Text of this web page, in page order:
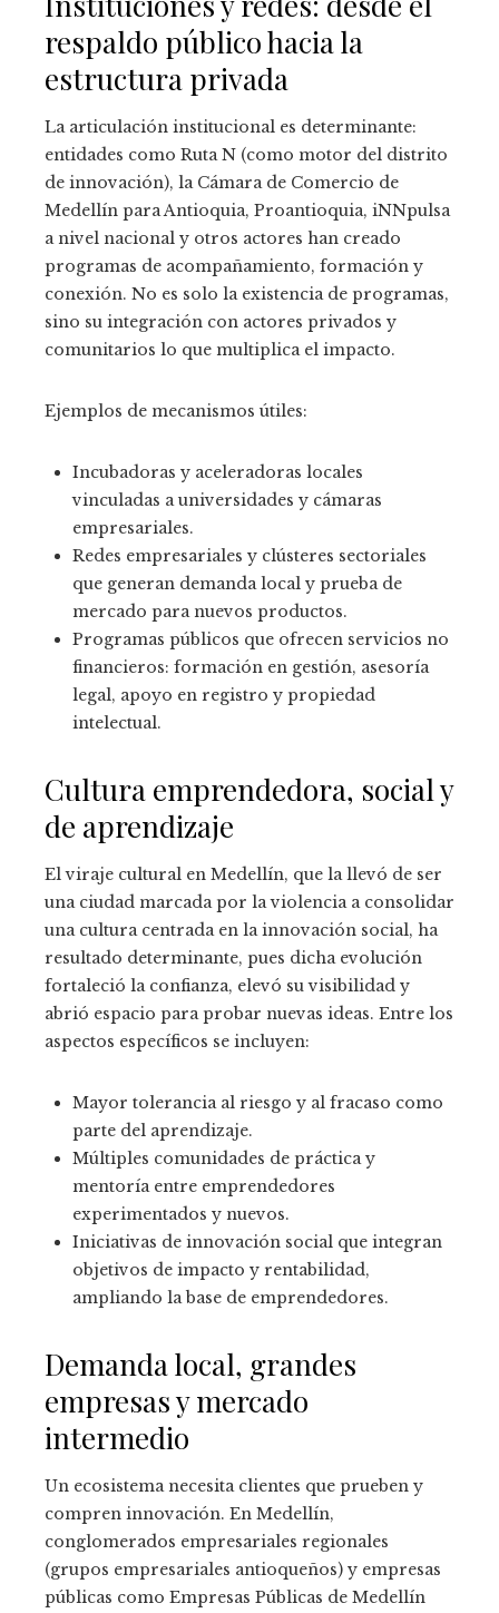
respaldo público hacia la
estructura privada
La articulación institucional es determinante:
entidades como Ruta N (como motor del distrito
de innovación), la Cámara de Comercio de
Medellín para Antioquia, Proantioquia, iNNpulsa
a nivel nacional y otros actores han creado
programas de acompañamiento, formación y
conexión. No es solo la existencia de programas,
sino su integración con actores privados y
comunitarios lo que multiplica el impacto.
Ejemplos de mecanismos útiles:
Incubadoras y aceleradoras locales
vinculadas a universidades y cámaras
empresariales.
Redes empresariales y clústeres sectoriales
que generan demanda local y prueba de
mercado para nuevos productos.
Programas públicos que ofrecen servicios no
financieros: formación en gestión, asesoría
legal, apoyo en registro y propiedad
intelectual.
Cultura emprendedora, social y
de aprendizaje
El viraje cultural en Medellín, que la llevó de ser
una ciudad marcada por la violencia a consolidar
una cultura centrada en la innovación social, ha
resultado determinante, pues dicha evolución
fortaleció la confianza, elevó su visibilidad y
abrió espacio para probar nuevas ideas. Entre los
aspectos específicos se incluyen:
Mayor tolerancia al riesgo y al fracaso como
parte del aprendizaje.
Múltiples comunidades de práctica y
mentoría entre emprendedores
experimentados y nuevos.
Iniciativas de innovación social que integran
objetivos de impacto y rentabilidad,
ampliando la base de emprendedores.
Demanda local, grandes
empresas y mercado
intermedio
Un ecosistema necesita clientes que prueben y
compren innovación. En Medellín,
conglomerados empresariales regionales
(grupos empresariales antioqueños) y empresas
públicas como Empresas Públicas de Medellín